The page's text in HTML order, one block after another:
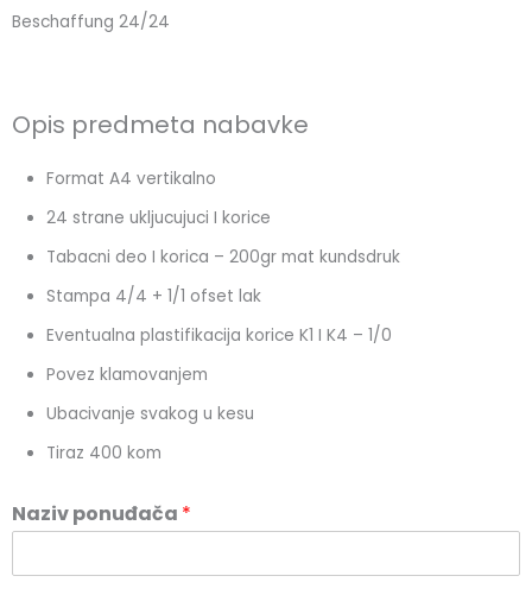
SkipBeschaffung 24/24
Opis predmeta nabavke
Format A4 vertikalno
24 strane ukljucujuci I korice
Tabacni deo I korica – 200gr mat kundsdruk
Stampa 4/4 + 1/1 ofset lak
Eventualna plastifikacija korice K1 I K4 – 1/0
Povez klamovanjem
Ubacivanje svakog u kesu
Tiraz 400 kom
Naziv ponuđača *